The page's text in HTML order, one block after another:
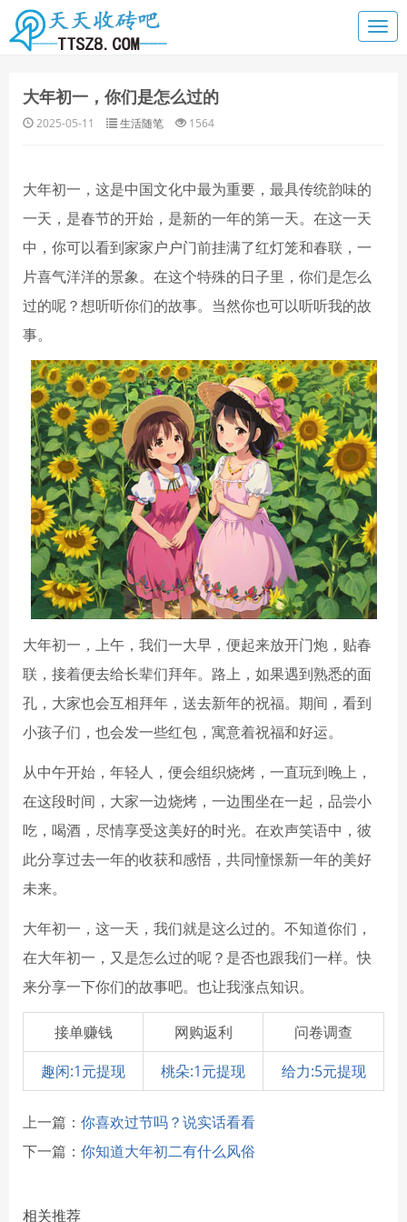
大年初一，你们是怎么过的
2025-05-11 生活随笔 1564
大年初一，这是中国文化中最为重要，最具传统韵味的
一天，是春节的开始，是新的一年的第一天。在这一天
中，你可以看到家家户户门前挂满了红灯笼和春联，一
片喜气洋洋的景象。在这个特殊的日子里，你们是怎么
过的呢？想听听你们的故事。当然你也可以听听我的故
事。
大年初一，上午，我们一大早，便起来放开门炮，贴春
联，接着便去给长辈们拜年。路上，如果遇到熟悉的面
孔，大家也会互相拜年，送去新年的祝福。期间，看到
小孩子们，也会发一些红包，寓意着祝福和好运。
从中午开始，年轻人，便会组织烧烤，一直玩到晚上，
在这段时间，大家一边烧烤，一边围坐在一起，品尝小
吃，喝酒，尽情享受这美好的时光。在欢声笑语中，彼
此分享过去一年的收获和感悟，共同憧憬新一年的美好
未来。
大年初一，这一天，我们就是这么过的。不知道你们，
在大年初一，又是怎么过的呢？是否也跟我们一样。快
来分享一下你们的故事吧。也让我涨点知识。
接单赚钱 网购返利
问卷调查
趣闲:1元提现
桃朵:1元提现 给力:5元提现
上一篇： 你喜欢过节吗？说实话看看
下一篇： 你知道大年初二有什么风俗
相关推荐